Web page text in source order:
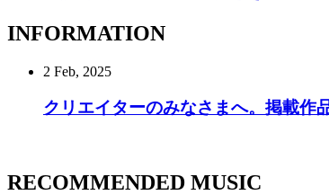
INFORMATION
2 Feb, 2025
クリエイターのみなさまへ。掲載作
RECOMMENDED MUSIC